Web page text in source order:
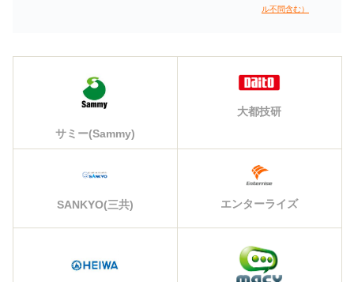
ル不問含む）
サミー(Sammy)
大都技研
SANKYO(三共) エンターライズ